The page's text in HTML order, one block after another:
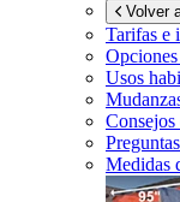
Volver
Tarifas e
Usos
Consejos
Medidas